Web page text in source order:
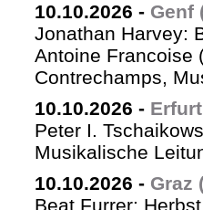
10.10.2026 - Genf
Jonathan Harvey:
Antoine Francoise
Contrechamps,
10.10.2026 - Erfurt
Peter I.
Musikalische
10.10.2026 - Graz
Beat Furrer: